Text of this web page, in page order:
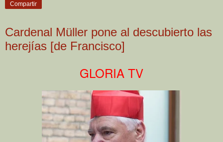
Compartir
Cardenal Müller pone al descubierto las
herejías [de Francisco]
GLORIA TV